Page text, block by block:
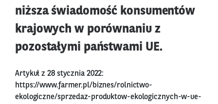
niższa świadomość konsumentów
krajowych w porównaniu z
pozostałymi państwami UE.
Artykuł z 28 stycznia 2022:
https://www.farmer.pl/biznes/rolnictwo-
ekologiczne/sprzedaz-produktow-ekologicznych-w-ue-